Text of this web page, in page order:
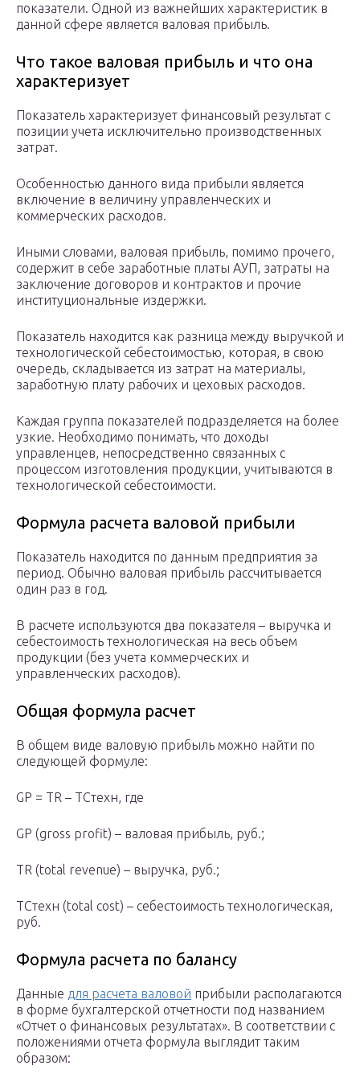
показатели. Одной из важнейших характеристик в
данной сфере является валовая прибыль.
Что такое валовая прибыль и что она
характеризует
Показатель характеризует финансовый результат с
позиции учета исключительно производственных
затрат.
Особенностью данного вида прибыли является
включение в величину управленческих и
коммерческих расходов.
Иными словами, валовая прибыль, помимо прочего,
содержит в себе заработные платы АУП, затраты на
заключение договоров и контрактов и прочие
институциональные издержки.
Показатель находится как разница между выручкой и
технологической себестоимостью, которая, в свою
очередь, складывается из затрат на материалы,
заработную плату рабочих и цеховых расходов.
Каждая группа показателей подразделяется на более
узкие. Необходимо понимать, что доходы
управленцев, непосредственно связанных с
процессом изготовления продукции, учитываются в
технологической себестоимости.
Формула расчета валовой прибыли
Показатель находится по данным предприятия за
период. Обычно валовая прибыль рассчитывается
один раз в год.
В расчете используются два показателя – выручка и
себестоимость технологическая на весь объем
продукции (без учета коммерческих и
управленческих расходов).
Общая формула расчет
В общем виде валовую прибыль можно найти по
следующей формуле:
GP = TR – TCтехн, где
GP (gross profit) – валовая прибыль, руб.;
TR (total revenue) – выручка, руб.;
TCтехн (total cost) – себестоимость технологическая,
руб.
Формула расчета по балансу
Данные для расчета валовой прибыли располагаются
в форме бухгалтерской отчетности под названием
«Отчет о финансовых результатах». В соответствии с
положениями отчета формула выглядит таким
образом: